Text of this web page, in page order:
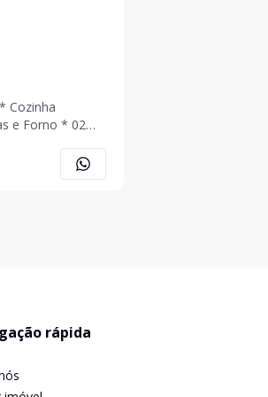
Cozinha
e Forno * 02
de Garagem
Cerca Elétrica
rápida